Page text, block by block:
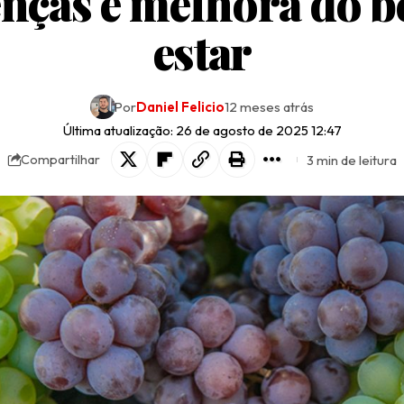
estar
Última atualização: 26 de agosto de 2025 12:47
PorDaniel Felicio12 meses atrás
Compartilhar 3 min de leitura